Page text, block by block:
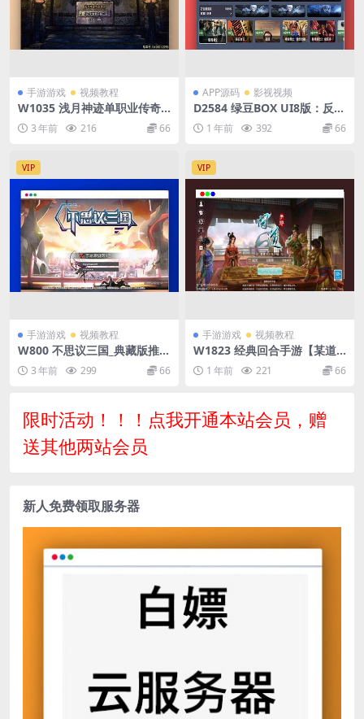
手游游戏 视频教程
W1035 浅月神迹单职业传奇
之特色15大陆版本_战神引擎P
K类传奇手游_Win服务端源码
视频架设教程_多功能GM网页
授权物品后台_GM直冲网页后
台工具_安卓苹果IOS双端
3 年前 216 66
APP源码 影视视频
D2584 绿豆BOX UI8版：反编
译版六个全新UI+最新后台直
播管理源码
1 年前 392 66
VIP
手游游戏 视频教程
W800 不思议三国_典藏版推荐
二次元美少女卡通冒险类稀有
卡牌手游_win服务端源码视频
3 年前 299 66
VIP
手游游戏 视频教程
W1823 经典回合手游【某道
摇光】最新整理Win手工服务
端+安卓苹果双端+运营后台
1 年前 221 66
限时活动！！！点我开通本站会员，赠
送其他两站会员
新人免费领取服务器